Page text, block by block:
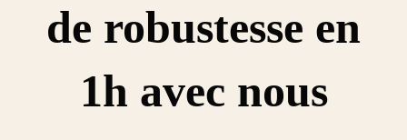
de robustesse en
1h avec nous